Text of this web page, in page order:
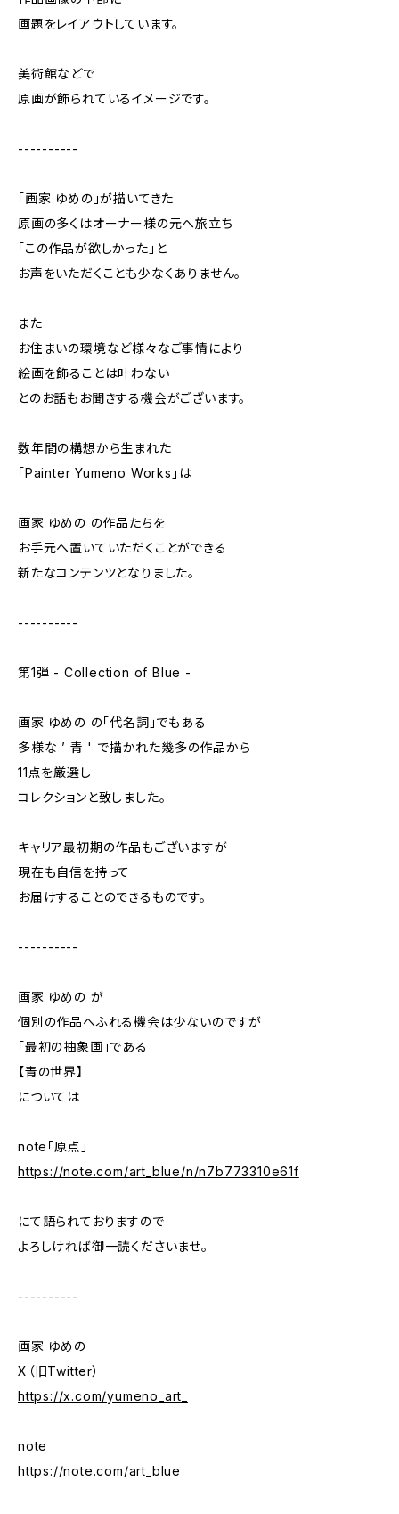
画題をレイアウトしています。
美術館などで
原画が飾られているイメージです。
----------
「画家 ゆめの」が描いてきた
原画の多くはオーナー様の元へ旅立ち
「この作品が欲しかった」と
お声をいただくことも少なくありません。
また
お住まいの環境など様々なご事情により
絵画を飾ることは叶わない
とのお話もお聞きする機会がございます。
数年間の構想から生まれた
「Painter Yumeno Works」は
画家 ゆめの の作品たちを
お手元へ置いていただくことができる
新たなコンテンツとなりました。
----------
第1弾 - Collection of Blue -
画家 ゆめの の「代名詞」でもある
多様な ’ 青 ' で描かれた幾多の作品から
11点を厳選し
コレクションと致しました。
キャリア最初期の作品もございますが
現在も自信を持って
お届けすることのできるものです。
----------
画家 ゆめの が
個別の作品へふれる機会は少ないのですが
「最初の抽象画」である
【青の世界】
については
note「原点」
https://note.com/art_blue/n/n7b773310e61f
にて語られておりますので
よろしければ御一読くださいませ。
----------
画家 ゆめの
X（旧Twitter）
https://x.com/yumeno_art_
note
https://note.com/art_blue